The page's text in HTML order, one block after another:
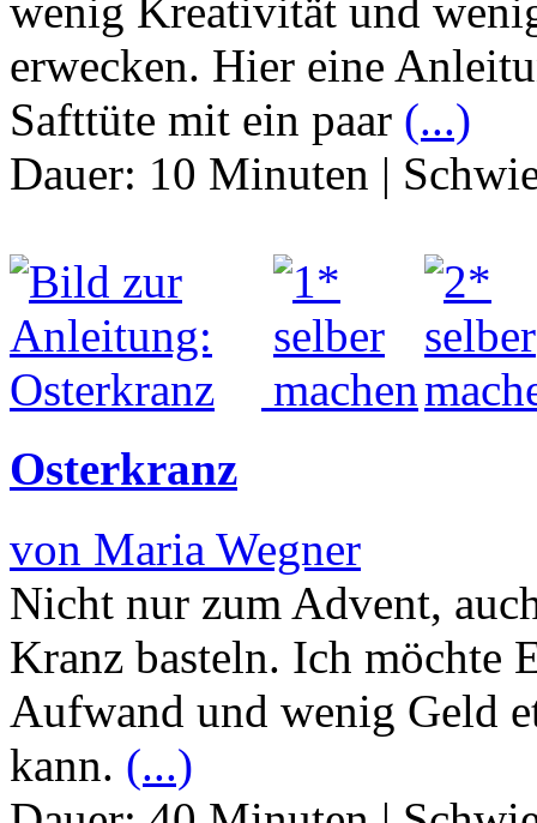
wenig Kreativität und
erwecken. Hier eine
Safttüte mit ein paar (...)
Dauer: 10 Minuten |
Osterkranz
von Maria Wegner
Nicht nur zum Advent,
Kranz basteln. Ich möchte
Aufwand und wenig Geld
kann. (...)